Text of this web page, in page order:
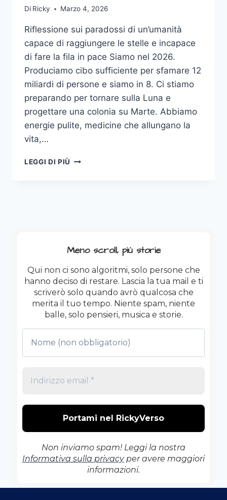
Di Ricky Marzo 4, 2026
Riflessione sui paradossi di un’umanità
capace di raggiungere le stelle e incapace
di fare la fila in pace Siamo nel 2026.
Produciamo cibo sufficiente per sfamare 12
miliardi di persone e siamo in 8. Ci stiamo
preparando per tornare sulla Luna e
progettare una colonia su Marte. Abbiamo
energie pulite, medicine che allungano la
vita,…
LEGGI DI PIÙ SIAMO
ANCORA.
Meno scroll, più storie
Qui non ci sono algoritmi, solo persone che
hanno deciso di restare. Lascia la tua mail e ti
scriverò solo quando avrò qualcosa che
merita il tuo tempo. Niente spam, niente
balle, solo pensieri, musica e storie.
Non inviamo spam! Leggi la nostra
Informativa sulla privacyper avere maggiori
informazioni.